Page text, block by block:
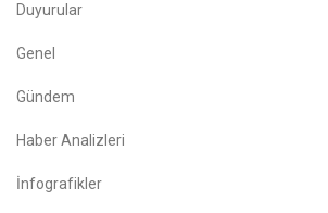
Duyurular
Genel
Gündem
Haber Analizleri
İnfografikler